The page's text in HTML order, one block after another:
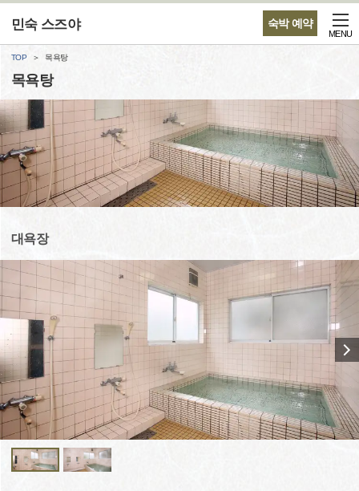
숙박 예약
민숙 스즈야
MENU
TOP 목욕탕
목욕탕
대욕장